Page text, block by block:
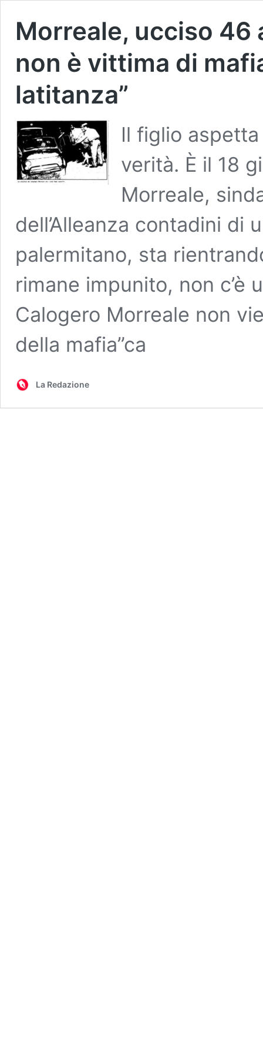
Morreale, ucciso 46
non è vittima di
latitanza”
Il figlio
verità. È il 18
Morreale,
dell’Alleanza contadini di
palermitano, sta
rimane impunito, non c’è
Calogero Morreale non
della mafia”ca
La Redazione